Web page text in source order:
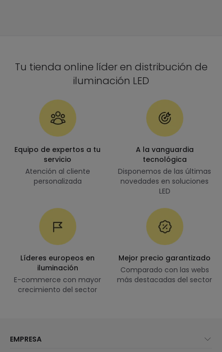
Tu tienda online líder en distribución de
iluminación LED
Equipo de expertos a tu
servicio
Atención al cliente
personalizada
A la vanguardia
tecnológica
Disponemos de las últimas
novedades en soluciones
LED
Líderes europeos en
iluminación
E-commerce con mayor
crecimiento del sector
Mejor precio garantizado
Comparado con las webs
más destacadas del sector
EMPRESA